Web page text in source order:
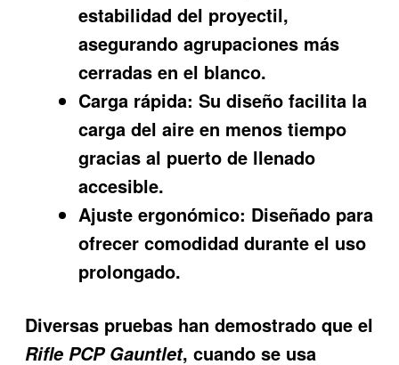
estabilidad del proyectil,
asegurando agrupaciones más
cerradas en el blanco.
Carga rápida: Su diseño facilita la
carga del aire en menos tiempo
gracias al puerto de llenado
accesible.
Ajuste ergonómico: Diseñado para
ofrecer comodidad durante el uso
prolongado.
Diversas pruebas han demostrado que el
Rifle PCP Gauntlet, cuando se usa